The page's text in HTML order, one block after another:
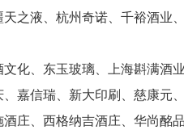
之液、杭州奇诺、千裕酒业
化、东玉玻璃、上海斟满酒
嘉信瑞、新大印刷、慈康元
庄、西格纳吉酒庄、华尚酩